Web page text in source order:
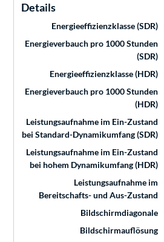
Details
Energieeffizienzklasse (SDR)
Energieverbauch pro 1000 Stunden
(SDR)
Energieeffizienzklasse (HDR)
Energieverbauch pro 1000 Stunden
(HDR)
Leistungsaufnahme im Ein-Zustand
bei Standard-Dynamikumfang (SDR)
Leistungsaufnahme im Ein-Zustand
bei hohem Dynamikumfang (HDR)
Leistungsaufnahme im
Bereitschafts- und Aus-Zustand
Bildschirmdiagonale
Bildschirmauflösung